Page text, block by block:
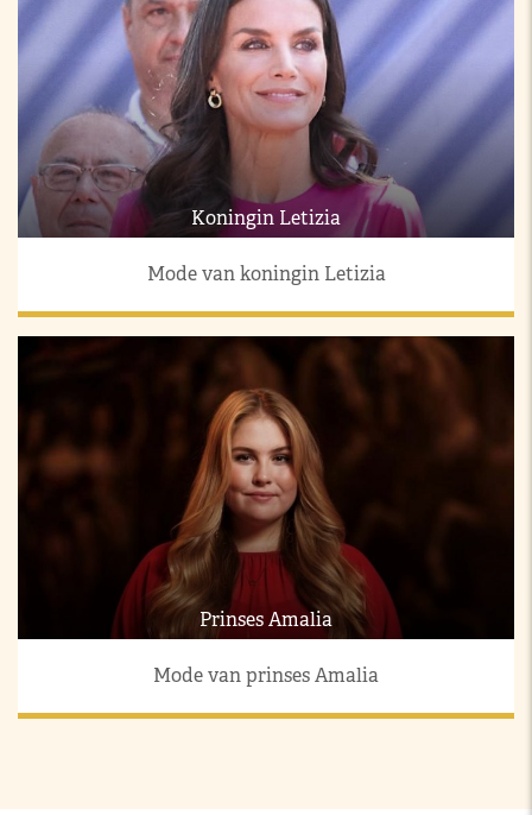
Koningin Letizia
Mode van koningin Letizia
Prinses Amalia
Mode van prinses Amalia